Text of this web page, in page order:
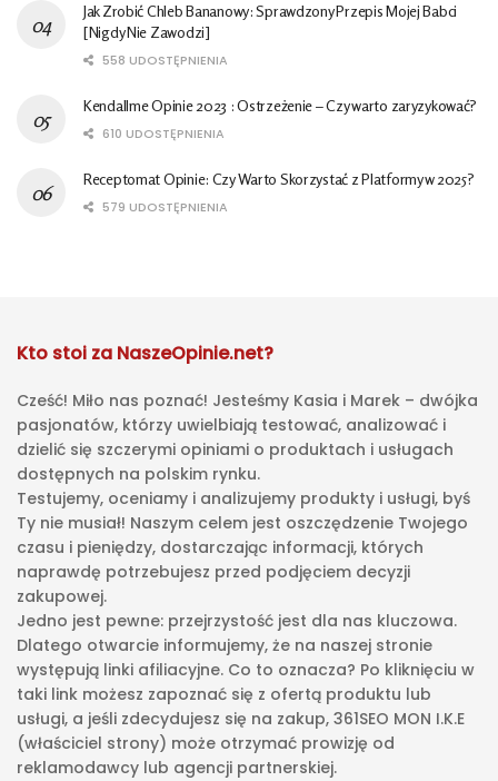
Jak Zrobić Chleb Bananowy: Sprawdzony Przepis Mojej Babci
[Nigdy Nie Zawodzi]
558 UDOSTĘPNIENIA
Kendallme Opinie 2023 : Ostrzeżenie – Czy warto zaryzykować?
610 UDOSTĘPNIENIA
Receptomat Opinie: Czy Warto Skorzystać z Platformy w 2025?
579 UDOSTĘPNIENIA
Kto stoi za NaszeOpinie.net?
Cześć! Miło nas poznać! Jesteśmy Kasia i Marek – dwójka
pasjonatów, którzy uwielbiają testować, analizować i
dzielić się szczerymi opiniami o produktach i usługach
dostępnych na polskim rynku.
Testujemy, oceniamy i analizujemy produkty i usługi, byś
Ty nie musiał! Naszym celem jest oszczędzenie Twojego
czasu i pieniędzy, dostarczając informacji, których
naprawdę potrzebujesz przed podjęciem decyzji
zakupowej.
Jedno jest pewne: przejrzystość jest dla nas kluczowa.
Dlatego otwarcie informujemy, że na naszej stronie
występują linki afiliacyjne. Co to oznacza? Po kliknięciu w
taki link możesz zapoznać się z ofertą produktu lub
usługi, a jeśli zdecydujesz się na zakup, 361SEO MON I.K.E
(właściciel strony) może otrzymać prowizję od
reklamodawcy lub agencji partnerskiej.